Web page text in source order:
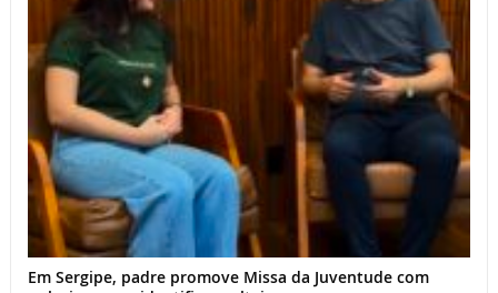
Em Sergipe, padre promove Missa da Juventude com